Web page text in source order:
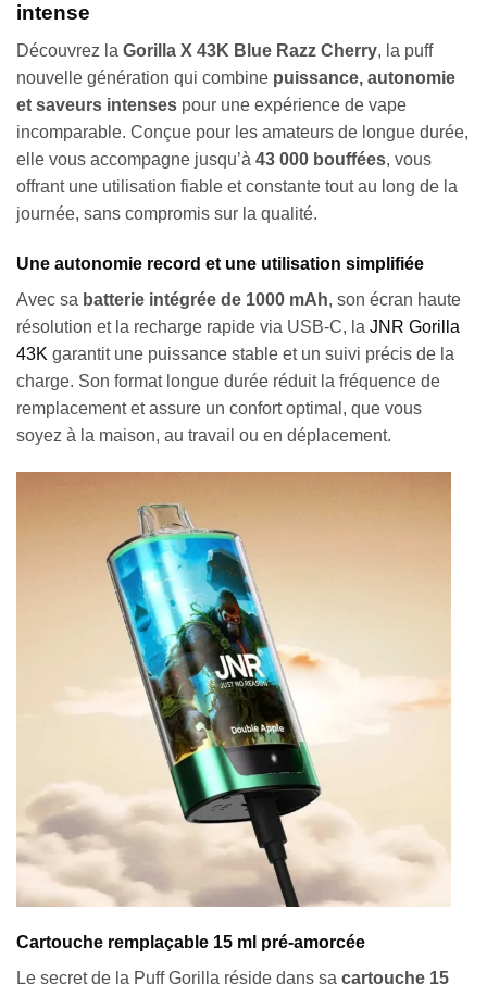
intense
Découvrez la Gorilla X 43K Blue Razz Cherry, la puff
nouvelle génération qui combine puissance, autonomie
et saveurs intenses pour une expérience de vape
incomparable. Conçue pour les amateurs de longue durée,
elle vous accompagne jusqu’à 43 000 bouffées, vous
offrant une utilisation fiable et constante tout au long de la
journée, sans compromis sur la qualité.
Une autonomie record et une utilisation simplifiée
Avec sa batterie intégrée de 1000 mAh, son écran haute
résolution et la recharge rapide via USB-C, la JNR Gorilla
43K garantit une puissance stable et un suivi précis de la
charge. Son format longue durée réduit la fréquence de
remplacement et assure un confort optimal, que vous
soyez à la maison, au travail ou en déplacement.
Cartouche remplaçable 15 ml pré-amorcée
Le secret de la Puff Gorilla réside dans sa cartouche 15